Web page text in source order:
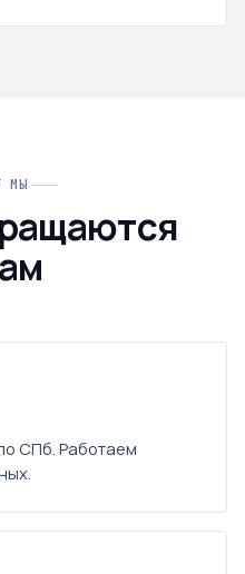
МЫ
СПб. Работаем